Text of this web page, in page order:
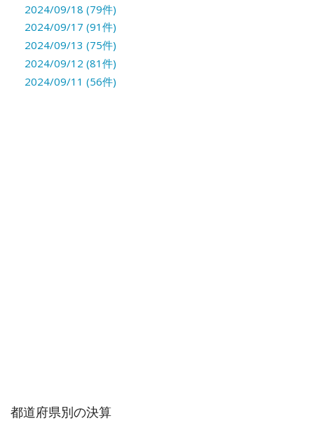
2024/09/18 (79件)
2024/09/17 (91件)
2024/09/13 (75件)
2024/09/12 (81件)
2024/09/11 (56件)
都道府県別の決算